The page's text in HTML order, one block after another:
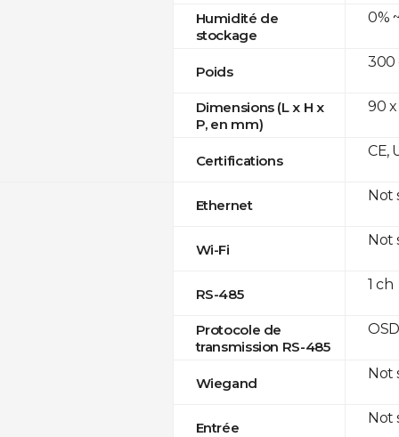
Humidité de
stockage
Poids
Dimensions (L x H x
P, en mm)
Certifications
Ethernet
Wi-Fi
RS-485
Protocole de
transmission RS-485
Wiegand
Entrée
0%
300
90 x
CE,
Not
Not
1 ch
Not
Not